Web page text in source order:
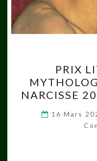
PRIX
NARCISSE
16 Mars